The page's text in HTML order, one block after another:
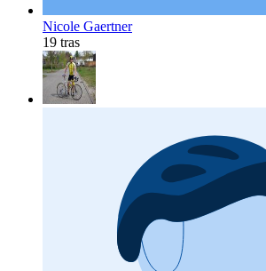
Nicole Gaertner
19 tras